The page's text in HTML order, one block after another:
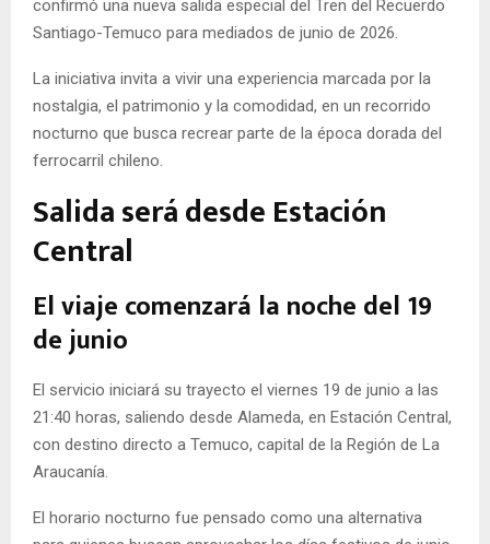
Uconfirmó una nueva salida especial del Tren del Recuerdo
Santiago-Temuco para mediados de junio de 2026.
La iniciativa invita a vivir una experiencia marcada por la
nostalgia, el patrimonio y la comodidad, en un recorrido
nocturno que busca recrear parte de la época dorada del
ferrocarril chileno.
Salida será desde Estación
Central
El viaje comenzará la noche del 19
de junio
El servicio iniciará su trayecto el viernes 19 de junio a las
21:40 horas, saliendo desde Alameda, en Estación Central,
con destino directo a Temuco, capital de la Región de La
Araucanía.
El horario nocturno fue pensado como una alternativa